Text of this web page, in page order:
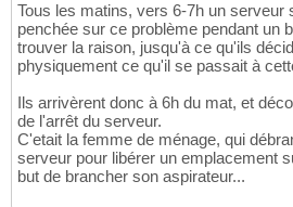
Tous les matins, vers 6-7h un serveur
penchée sur ce problème pendant un
trouver la raison, jusqu'à ce qu'ils
physiquement ce qu'il se passait à
Ils arrivèrent donc à 6h du mat, et
de l'arrêt du serveur.
C'etait la femme de ménage, qui
serveur pour libérer un emplacement
but de brancher son aspirateur...